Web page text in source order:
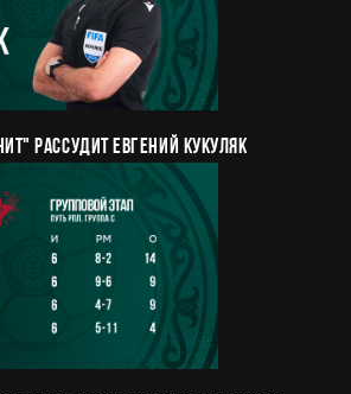
рассудит Евгений Кукуляк